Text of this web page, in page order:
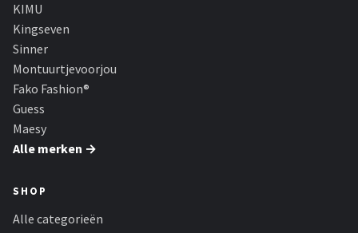
KIMU
Kingseven
Sinner
Montuurtjevoorjou
Fako Fashion®
Guess
Maesy
Alle merken →
SHOP
Alle categorieën